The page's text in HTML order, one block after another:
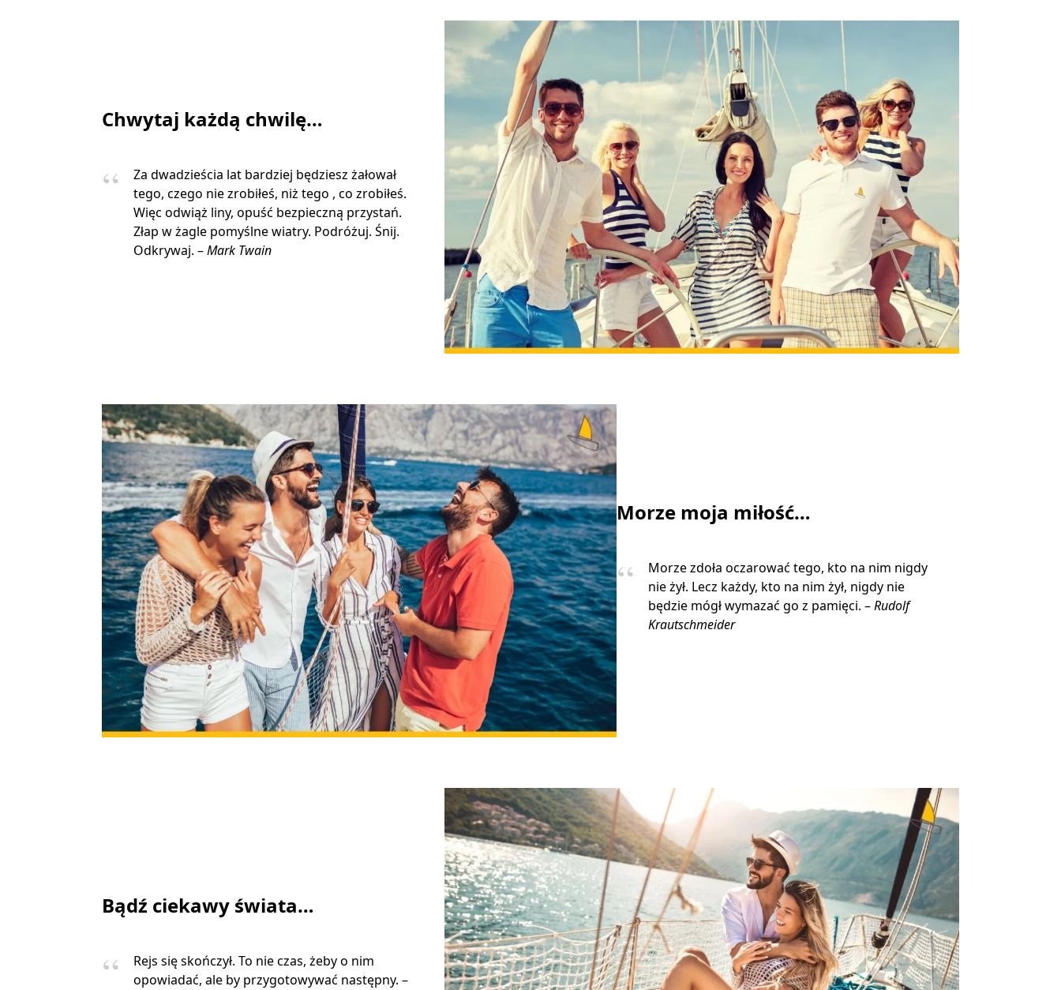
Chwytaj każdą chwilę…
Za dwadzieścia lat bardziej będziesz żałował
tego, czego nie zrobiłeś, niż tego , co zrobiłeś.
Więc odwiąż liny, opuść bezpieczną przystań.
Złap w żagle pomyślne wiatry. Podróżuj. Śnij.
Odkrywaj. –Mark Twain
Morze moja miłość…
Morze zdoła oczarować tego, kto na nim nigdy
nie żył. Lecz każdy, kto na nim żył, nigdy nie
będzie mógł wymazać go z pamięci. –Rudolf
Krautschmeider
Bądź ciekawy świata…
Rejs się skończył. To nie czas, żeby o nim
opowiadać, ale by przygotowywać następny. –